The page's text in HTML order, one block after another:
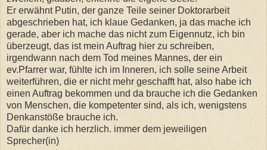
Er erwähnt Putin, der ganze Teile seiner Doktorarbeit
abgeschrieben hat, ich klaue Gedanken, ja das mache ich
gerade, aber ich mache das nicht zum Eigennutz, ich bin
überzeugt, das ist mein Auftrag hier zu schreiben,
irgendwann nach dem Tod meines Mannes, der ein
ev.Pfarrer war, fühlte ich im Inneren, ich solle seine Arbeit
weiterführen, die er nicht mehr geschafft hat, also habe ich
einen Auftrag bekommen und da brauche ich die Gedanken
von Menschen, die kompetenter sind, als ich, wenigstens
Denkanstöße brauche ich.
Dafür danke ich herzlich. immer dem jeweiligen
Sprecher(in)